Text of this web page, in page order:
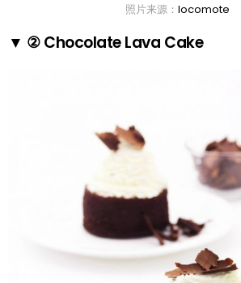
照片来源： locomote
▼ ② Chocolate Lava Cake